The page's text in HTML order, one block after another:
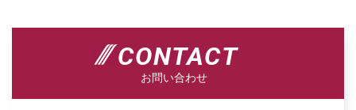
CONTACT
お問い合わせ